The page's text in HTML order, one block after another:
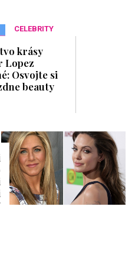
CELEBRITY
krásy
Lopez
Osvojte si
beauty